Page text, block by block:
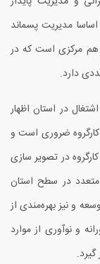
مدیریت پسماند
هم مرکزی است که در
دارد.
در استان اظهار
کارگروه ضروری است و
در تصویر سازی
در سطح استان
و نیز بهره‌مندی از
و نوآوری از موارد